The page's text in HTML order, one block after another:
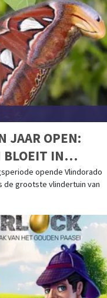
JAAR OPEN:
IN
opende Vlindorado
de grootste vlindertuin van